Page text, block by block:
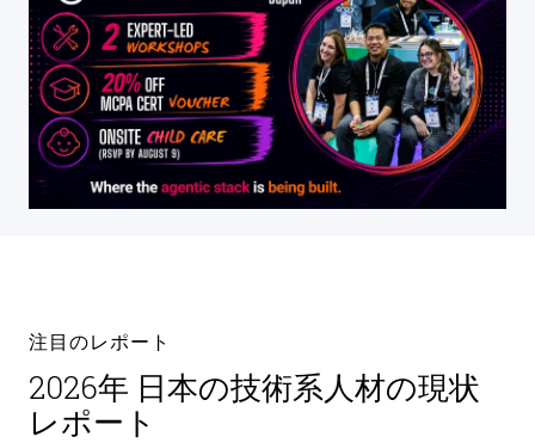
注目のレポート
2026年 日本の技術系人材の現状
レポート